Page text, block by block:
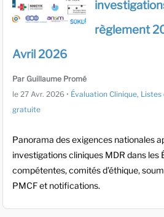
règlement
Avril 2026
Par Guillaume Promé
le 27 Avr. 2026 • Évaluation Clinique, Listes
gratuite
Panorama des exigences nationales
investigations cliniques MDR dans les
compétentes, comités d’éthique,
PMCF et notifications.